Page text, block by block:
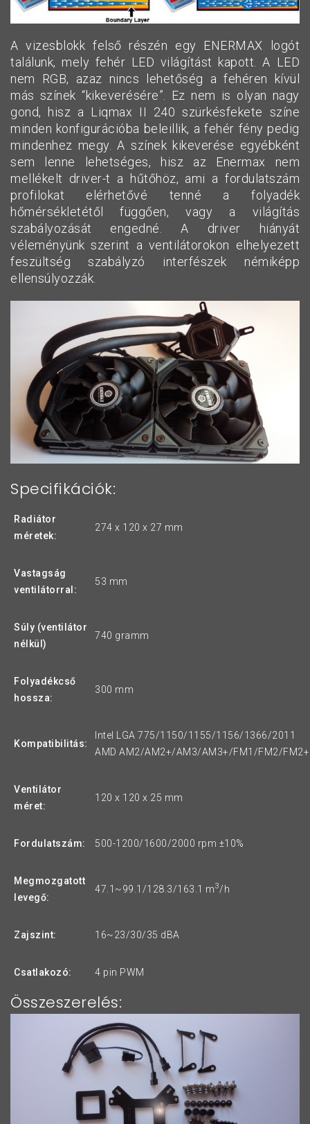
A vizesblokk felső részén egy ENERMAX logót
találunk, mely fehér LED világítást kapott. A LED
nem RGB, azaz nincs lehetőség a fehéren kívül
más színek “kikeverésére”. Ez nem is olyan nagy
gond, hisz a Liqmax II 240 szürkésfekete színe
minden konfigurációba beleillik, a fehér fény pedig
mindenhez megy. A színek kikeverése egyébként
sem lenne lehetséges, hisz az Enermax nem
mellékelt driver-t a hűtőhöz, ami a fordulatszám
profilokat elérhetővé tenné a folyadék
hőmérsékletétől függően, vagy a világítás
szabályozását engedné. A driver hiányát
véleményünk szerint a ventilátorokon elhelyezett
feszültség szabályzó interfészek némiképp
ellensúlyozzák.
Specifikációk:
Radiátor
méretek:
274 x 120 x 27 mm
Vastagság
ventilátorral:
53 mm
Súly (ventilátor
nélkül)
740 gramm
Folyadékcső
hossza:
300 mm
Kompatibilitás:
Intel LGA 775/1150/1155/1156/1366/2011
AMD AM2/AM2+/AM3/AM3+/FM1/FM2/FM2+
Ventilátor
méret:
120 x 120 x 25 mm
Fordulatszám: 500-1200/1600/2000 rpm ±10%
Megmozgatott
levegő:
47.1~99.1/128.3/163.1 m3/h
Zajszint: 16~23/30/35 dBA
Csatlakozó: 4 pin PWM
Összeszerelés: